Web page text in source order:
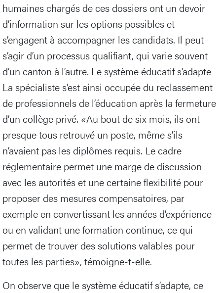
humaines chargés de ces dossiers ont un devoir
d’information sur les options possibles et
s’engagent à accompagner les candidats. Il peut
s’agir d’un processus qualifiant, qui varie souvent
d’un canton à l’autre. Le système éducatif s’adapte
La spécialiste s’est ainsi occupée du reclassement
de professionnels de l’éducation après la fermeture
d’un collège privé. «Au bout de six mois, ils ont
presque tous retrouvé un poste, même s’ils
n’avaient pas les diplômes requis. Le cadre
réglementaire permet une marge de discussion
avec les autorités et une certaine flexibilité pour
proposer des mesures compensatoires, par
exemple en convertissant les années d’expérience
ou en validant une formation continue, ce qui
permet de trouver des solutions valables pour
toutes les parties», témoigne-t-elle.
On observe que le système éducatif s’adapte, ce